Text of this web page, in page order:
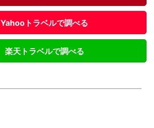
Yahooトラベルで調べる
楽天トラベルで調べる